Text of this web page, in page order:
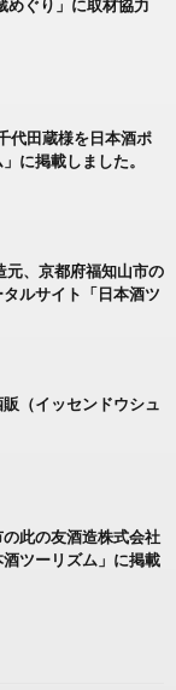
めぐり」に取材協力
代田蔵様を日本酒ポ
に掲載しました。
元、京都府福知山市の
ルサイト「日本酒ツ
（イッセンドウシュ
此の友酒造株式会社
ツーリズム」に掲載